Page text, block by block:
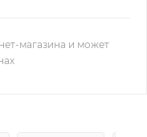
магазина и может